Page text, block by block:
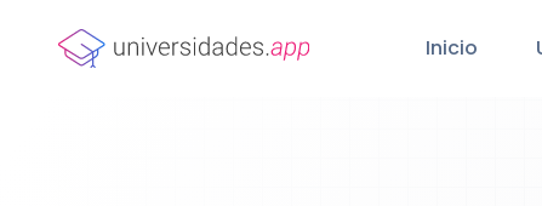
Inicio